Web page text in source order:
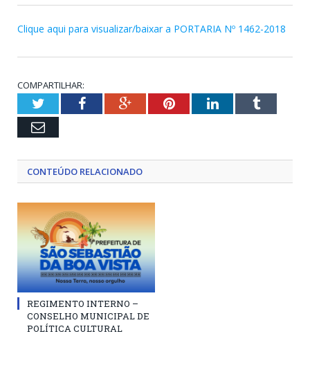
Clique aqui para visualizar/baixar a PORTARIA Nº 1462-2018
COMPARTILHAR:
TwitterFacebookGoogle+PinterestLinkedInTumblr
Email
CONTEÚDO RELACIONADO
REGIMENTO INTERNO –
CONSELHO MUNICIPAL DE
POLÍTICA CULTURAL